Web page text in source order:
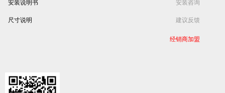
尺寸说明
安装说明书 安装咨询
建议反馈
经销商加盟